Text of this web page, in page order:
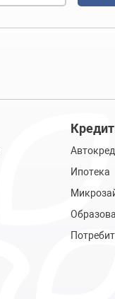
Ипотека